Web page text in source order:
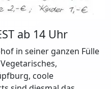
ab 14 Uhr
in seiner ganzen Fülle
coole